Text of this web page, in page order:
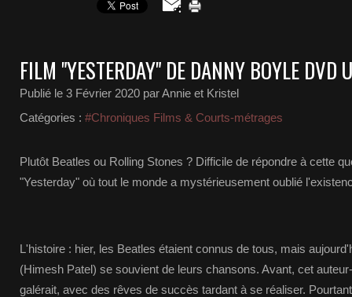
FILM "YESTERDAY" DE DANNY BOYLE
Publié le 3 Février 2020 par Annie et Kristel
Catégories : #Chroniques Films & Courts-métrages
Plutôt Beatles ou Rolling Stones ? Difficile de répondre à cette
"Yesterday" où tout le monde a mystérieusement oublié
L'histoire : hier, les Beatles étaient connus de tous, mais
(Himesh Patel) se souvient de leurs chansons. Avant, cet
galérait, avec des rêves de succès tardant à se réaliser.